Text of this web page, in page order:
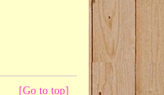
[Go to top]